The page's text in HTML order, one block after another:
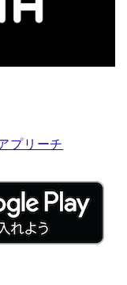
プリーチ